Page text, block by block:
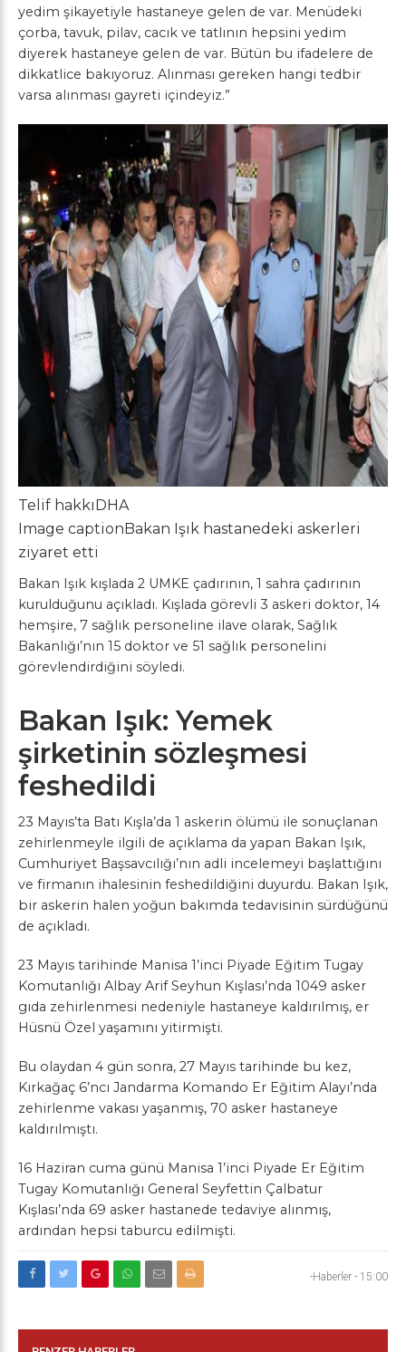
yedim şikayetiyle hastaneye gelen de var. Menüdeki
çorba, tavuk, pilav, cacık ve tatlının hepsini yedim
diyerek hastaneye gelen de var. Bütün bu ifadelere de
dikkatlice bakıyoruz. Alınması gereken hangi tedbir
varsa alınması gayreti içindeyiz.”
Telif hakkıDHA
Image captionBakan Işık hastanedeki askerleri
ziyaret etti
Bakan Işık kışlada 2 UMKE çadırının, 1 sahra çadırının
kurulduğunu açıkladı. Kışlada görevli 3 askeri doktor, 14
hemşire, 7 sağlık personeline ilave olarak, Sağlık
Bakanlığı’nın 15 doktor ve 51 sağlık personelini
görevlendirdiğini söyledi.
Bakan Işık: Yemek
şirketinin sözleşmesi
feshedildi
23 Mayıs’ta Batı Kışla’da 1 askerin ölümü ile sonuçlanan
zehirlenmeyle ilgili de açıklama da yapan Bakan Işık,
Cumhuriyet Başsavcılığı’nın adli incelemeyi başlattığını
ve firmanın ihalesinin feshedildiğini duyurdu. Bakan Işık,
bir askerin halen yoğun bakımda tedavisinin sürdüğünü
de açıkladı.
23 Mayıs tarihinde Manisa 1’inci Piyade Eğitim Tugay
Komutanlığı Albay Arif Seyhun Kışlası’nda 1049 asker
gıda zehirlenmesi nedeniyle hastaneye kaldırılmış, er
Hüsnü Özel yaşamını yitirmişti.
Bu olaydan 4 gün sonra, 27 Mayıs tarihinde bu kez,
Kırkağaç 6’ncı Jandarma Komando Er Eğitim Alayı’nda
zehirlenme vakası yaşanmış, 70 asker hastaneye
kaldırılmıştı.
16 Haziran cuma günü Manisa 1’inci Piyade Er Eğitim
Tugay Komutanlığı General Seyfettin Çalbatur
Kışlası’nda 69 asker hastanede tedaviye alınmış,
ardından hepsi taburcu edilmişti.
-Haberler - 15:00